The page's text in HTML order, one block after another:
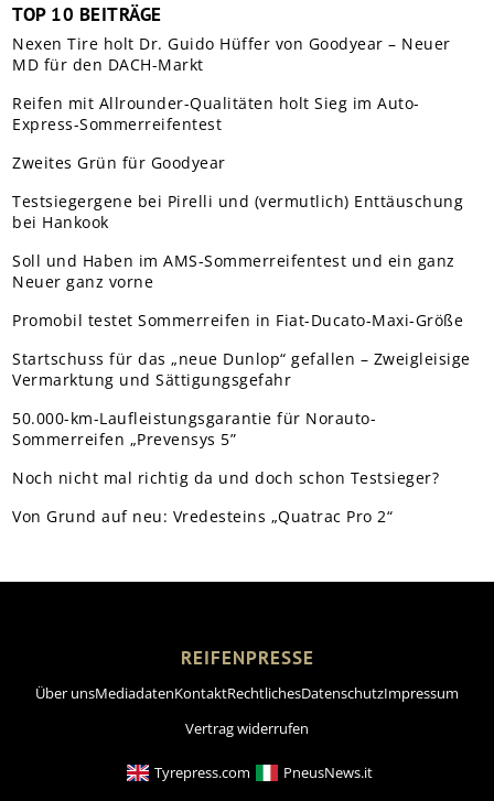
TOP 10 BEITRÄGE
Nexen Tire holt Dr. Guido Hüffer von Goodyear – Neuer
MD für den DACH-Markt
Reifen mit Allrounder-Qualitäten holt Sieg im Auto-
Express-Sommerreifentest
Zweites Grün für Goodyear
Testsiegergene bei Pirelli und (vermutlich) Enttäuschung
bei Hankook
Soll und Haben im AMS-Sommerreifentest und ein ganz
Neuer ganz vorne
Promobil testet Sommerreifen in Fiat-Ducato-Maxi-Größe
Startschuss für das „neue Dunlop“ gefallen – Zweigleisige
Vermarktung und Sättigungsgefahr
50.000-km-Laufleistungsgarantie für Norauto-
Sommerreifen „Prevensys 5”
Noch nicht mal richtig da und doch schon Testsieger?
Von Grund auf neu: Vredesteins „Quatrac Pro 2“
REIFENPRESSE
Über unsMediadatenKontaktRechtlichesDatenschutzImpressum
Vertrag widerrufen
Tyrepress.com PneusNews.it